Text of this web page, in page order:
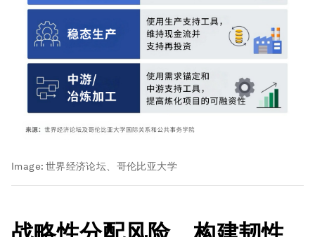
Image: 世界经济论坛、哥伦比亚大学